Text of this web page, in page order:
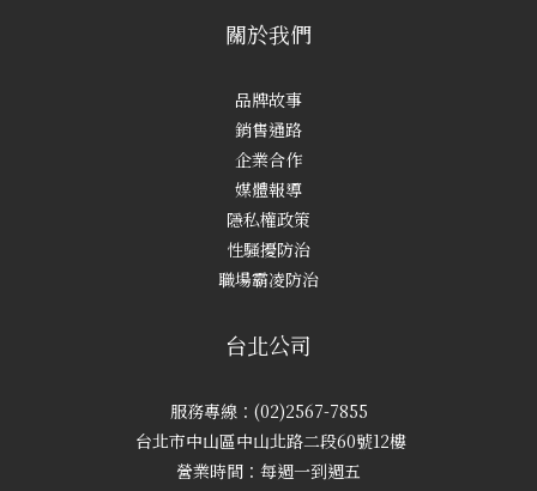
關於我們
品牌故事
銷售通路
企業合作
媒體報導
隱私權政策
性騷擾防治
職場霸凌防治
台北公司
服務專線：(02)2567-7855
台北市中山區中山北路二段60號12樓
營業時間：每週一到週五